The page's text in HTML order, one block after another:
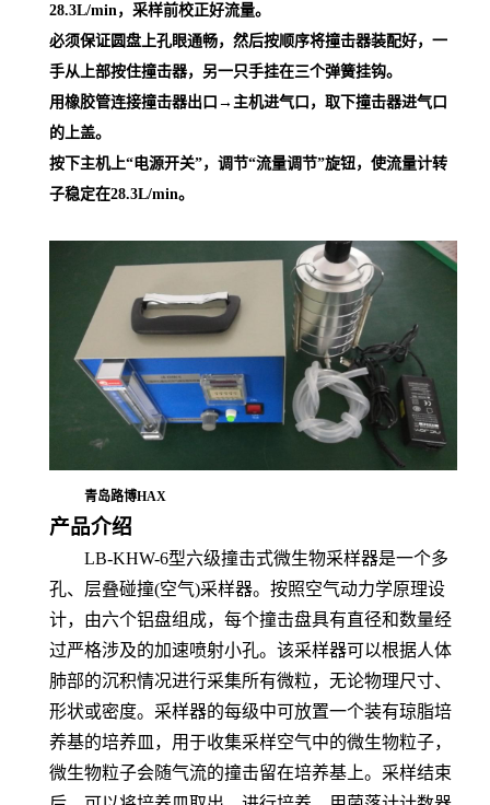
28.3L/min ，采样前校正好流量。
必须保证圆盘上孔眼通畅，然后按顺序将撞击器装配好，一
手从上部按住撞击器，另一只手挂在三个弹簧挂钩。
用橡胶管连接撞击器出口 →主机进气口，取下撞击器进气口
的上盖。
按下主机上“电源开关”，调节“流量调节”旋钮，使流量计转
子稳定在28.3L/min。
青岛路博HAX
产品介绍
LB-KHW-6型六级撞击式微生物采样器是一个多
孔、层叠碰撞(空气)采样器。 按照空气动力学原理设
计，由六个铝盘组成，每个撞击盘具有直径和数量经
过严格涉及的加速喷射小孔。该采样器可以根据人体
肺部的沉积情况进行采集所有微粒，无论物理尺寸、
形状或密度。采样器的每级中可放置一个装有琼脂培
养基的培养皿，用于收集采样空气中的微生物粒子，
微生物粒子会随气流的撞击留在培养基上。采样结束